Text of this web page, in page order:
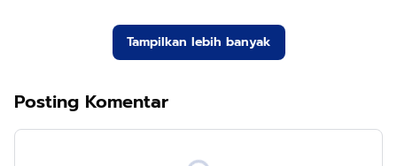
Tampilkan lebih banyak
Posting Komentar